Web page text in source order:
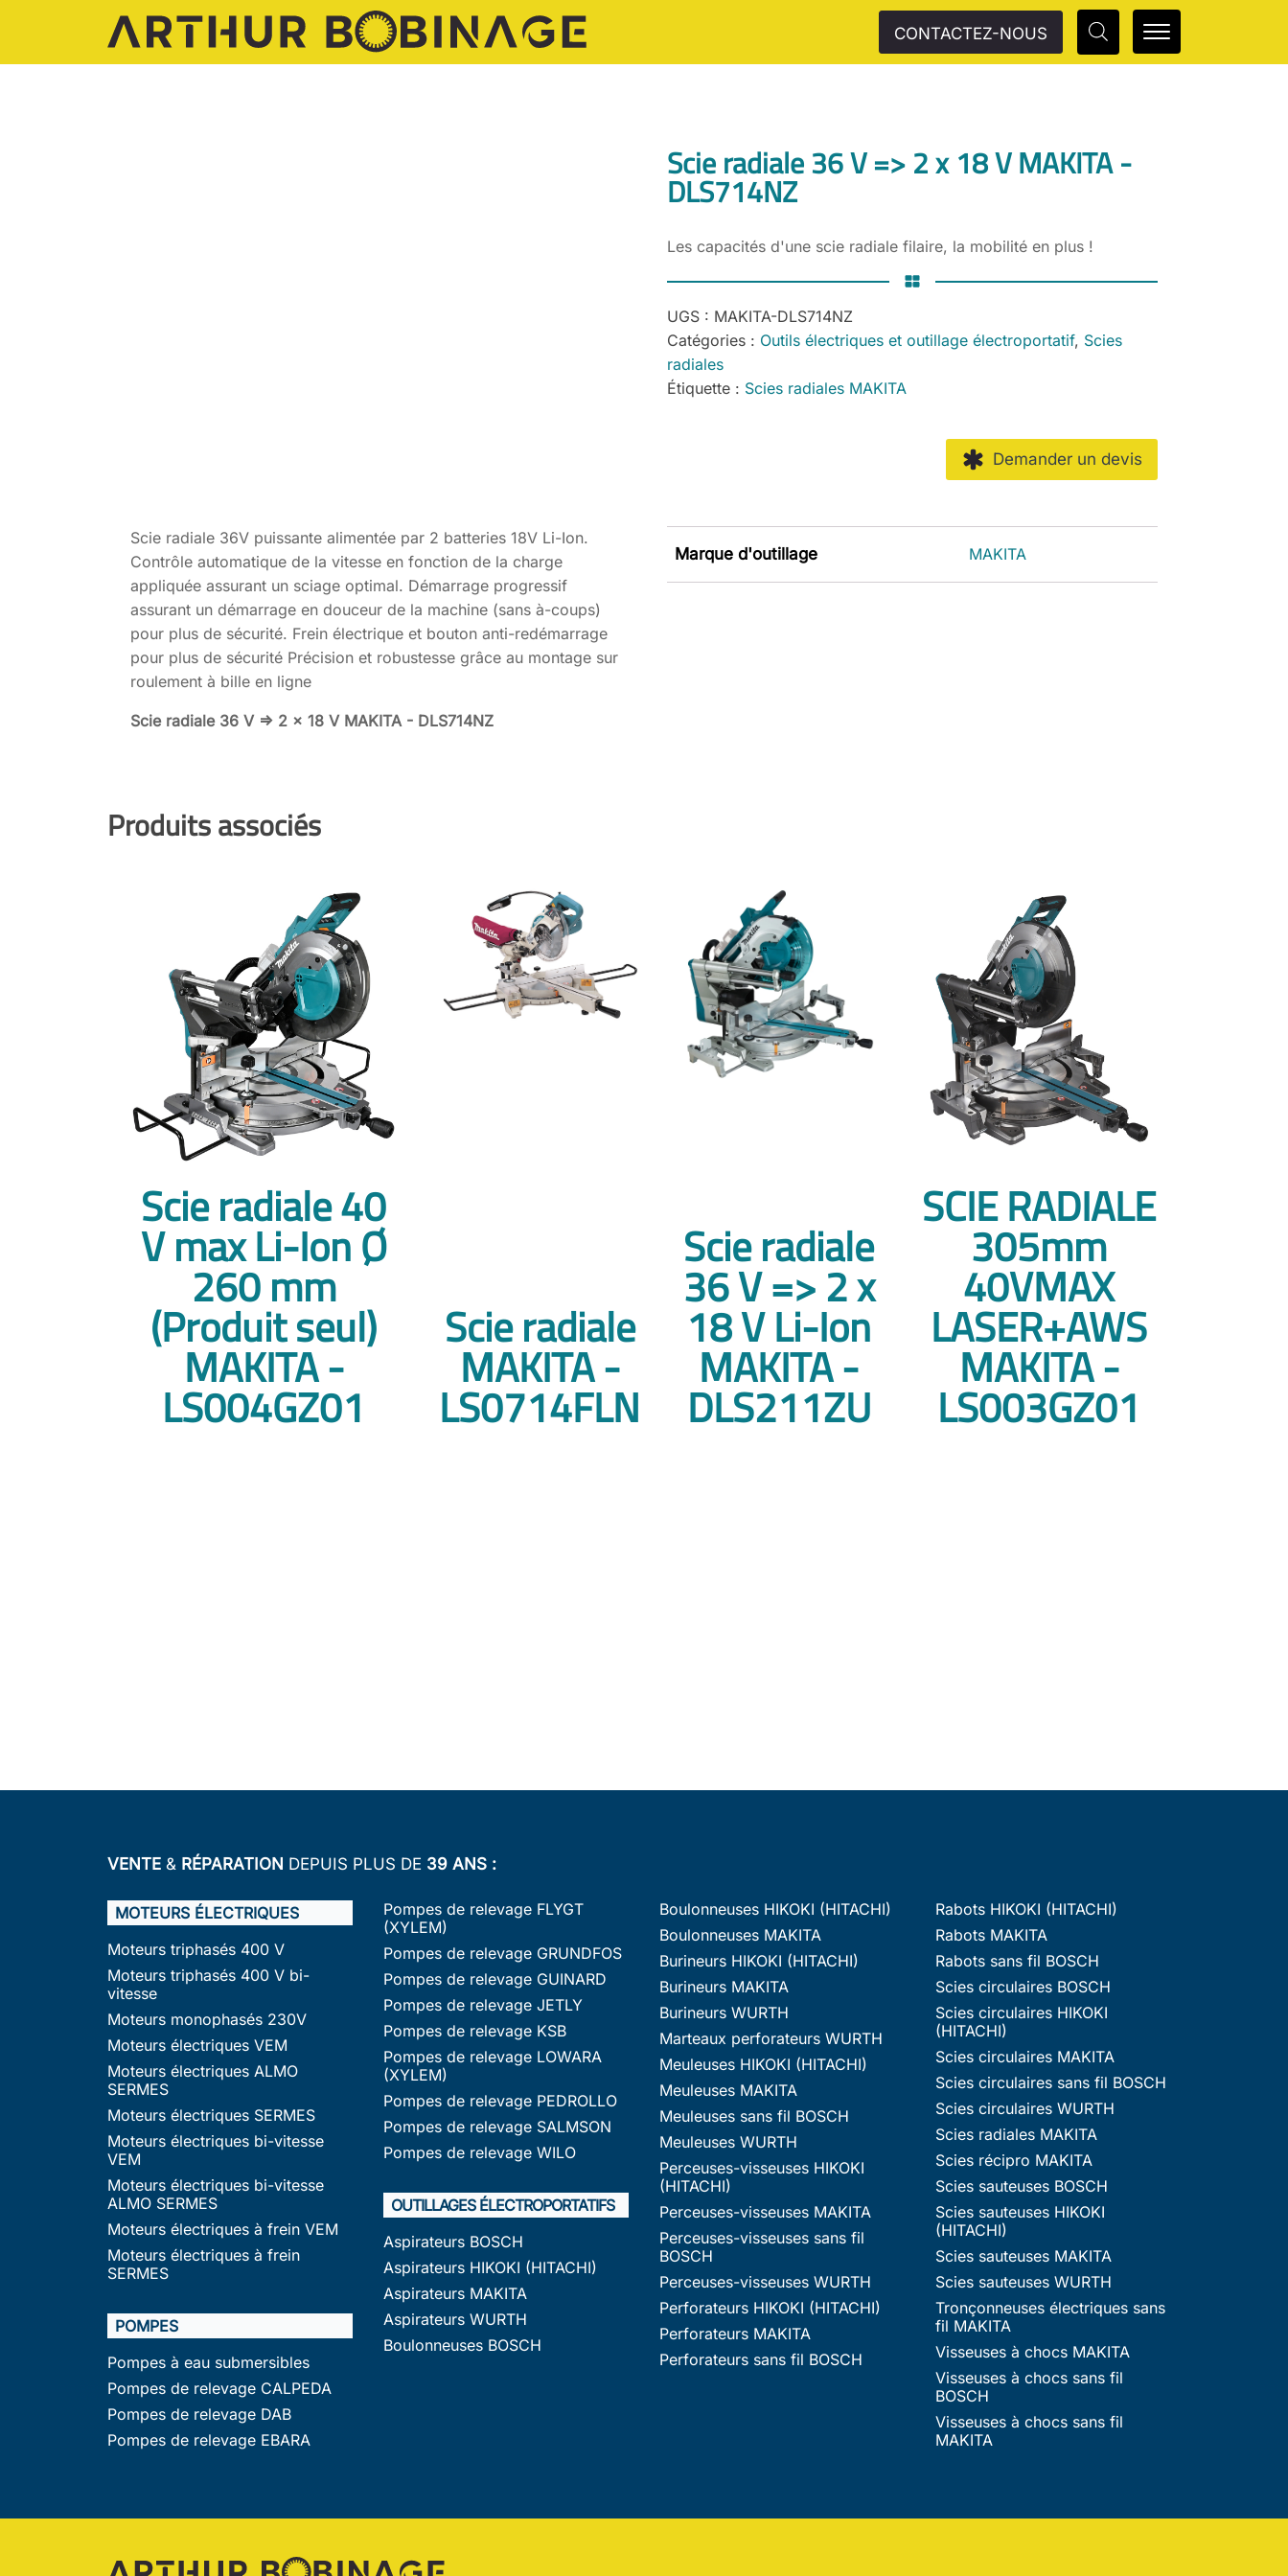
CONTACTEZ-NOUS
Scie radiale 36 V => 2 x 18 V MAKITA -
DLS714NZ
Les capacités d'une scie radiale filaire, la mobilité en plus !
UGS : MAKITA-DLS714NZ
Catégories : Outils électriques et outillage électroportatif, Scies
radiales
Étiquette : Scies radiales MAKITA
Demander un devis
Scie radiale 36V puissante alimentée par 2 batteries 18V Li-Ion.
Contrôle automatique de la vitesse en fonction de la charge
appliquée assurant un sciage optimal. Démarrage progressif
assurant un démarrage en douceur de la machine (sans à-coups)
pour plus de sécurité. Frein électrique et bouton anti-redémarrage
pour plus de sécurité Précision et robustesse grâce au montage sur
roulement à bille en ligne
Scie radiale 36 V => 2 x 18 V MAKITA - DLS714NZ
Marque d'outillage MAKITA
Produits associés
Scie radiale 40
V max Li-Ion Ø
260 mm
(Produit seul)
MAKITA -
LS004GZ01
Scie radiale
MAKITA -
LS0714FLN
Scie radiale
36 V => 2 x
18 V Li-Ion
MAKITA -
DLS211ZU
SCIE RADIALE
305mm
40VMAX
LASER+AWS
MAKITA -
LS003GZ01
VENTE & RÉPARATION DEPUIS PLUS DE 39 ANS :
MOTEURS ÉLECTRIQUES
Moteurs triphasés 400 V
Moteurs triphasés 400 V bi-
vitesse
Moteurs monophasés 230V
Moteurs électriques VEM
Moteurs électriques ALMO
SERMES
Moteurs électriques SERMES
Moteurs électriques bi-vitesse
VEM
Moteurs électriques bi-vitesse
ALMO SERMES
Moteurs électriques à frein VEM
Moteurs électriques à frein
SERMES
POMPES
Pompes à eau submersibles
Pompes de relevage CALPEDA
Pompes de relevage DAB
Pompes de relevage EBARA
Pompes de relevage FLYGT
(XYLEM)
Pompes de relevage GRUNDFOS
Pompes de relevage GUINARD
Pompes de relevage JETLY
Pompes de relevage KSB
Pompes de relevage LOWARA
(XYLEM)
Pompes de relevage PEDROLLO
Pompes de relevage SALMSON
Pompes de relevage WILO
OUTILLAGES ÉLECTROPORTATIFS
Aspirateurs BOSCH
Aspirateurs HIKOKI (HITACHI)
Aspirateurs MAKITA
Aspirateurs WURTH
Boulonneuses BOSCH
Boulonneuses HIKOKI (HITACHI)
Boulonneuses MAKITA
Burineurs HIKOKI (HITACHI)
Burineurs MAKITA
Burineurs WURTH
Marteaux perforateurs WURTH
Meuleuses HIKOKI (HITACHI)
Meuleuses MAKITA
Meuleuses sans fil BOSCH
Meuleuses WURTH
Perceuses-visseuses HIKOKI
(HITACHI)
Perceuses-visseuses MAKITA
Perceuses-visseuses sans fil
BOSCH
Perceuses-visseuses WURTH
Perforateurs HIKOKI (HITACHI)
Perforateurs MAKITA
Perforateurs sans fil BOSCH
Rabots HIKOKI (HITACHI)
Rabots MAKITA
Rabots sans fil BOSCH
Scies circulaires BOSCH
Scies circulaires HIKOKI
(HITACHI)
Scies circulaires MAKITA
Scies circulaires sans fil BOSCH
Scies circulaires WURTH
Scies radiales MAKITA
Scies récipro MAKITA
Scies sauteuses BOSCH
Scies sauteuses HIKOKI
(HITACHI)
Scies sauteuses MAKITA
Scies sauteuses WURTH
Tronçonneuses électriques sans
fil MAKITA
Visseuses à chocs MAKITA
Visseuses à chocs sans fil
BOSCH
Visseuses à chocs sans fil
MAKITA